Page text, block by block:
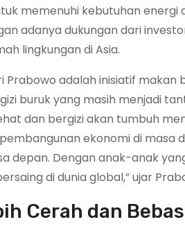
memenuhi kebutuhan energi
adanya dukungan dari
lingkungan di Asia.
adalah inisiatif makan
buruk yang masih menjadi
dan bergizi akan tumbuh
ekonomi di masa
depan. Dengan anak-anak
di dunia global,” ujar
Cerah dan